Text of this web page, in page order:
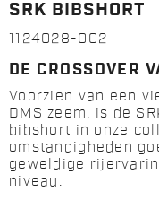
SRK BIBSHORT
1124028-002
DE CROSSOVER
Voorzien van een
DMS zeem, is de
bibshort in onze
omstandigheden
geweldige
niveau.